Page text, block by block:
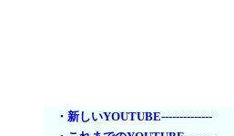
・新しいYOUTUBE--------------